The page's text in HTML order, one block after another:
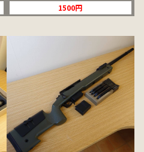
1500円